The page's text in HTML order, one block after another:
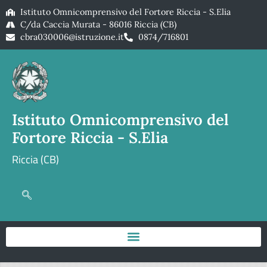
Istituto Omnicomprensivo del Fortore Riccia - S.Elia
C/da Caccia Murata - 86016 Riccia (CB)
cbra030006@istruzione.it
0874/716801
Istituto Omnicomprensivo del
Fortore Riccia - S.Elia
Riccia (CB)